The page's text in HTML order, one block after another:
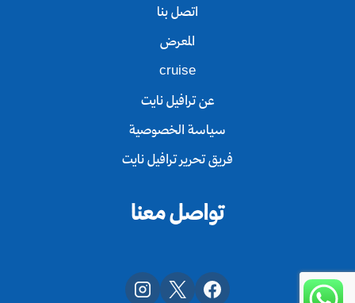
اتصل بنا
المعرض
cruise
عن ترافيل نايت
سياسة الخصوصية
فريق تحرير ترافيل نايت
تواصل معنا